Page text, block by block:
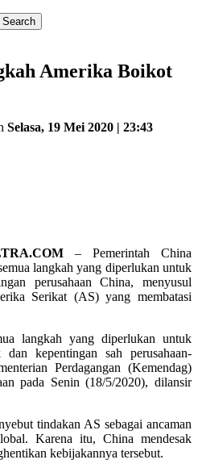
Amerika Boikot
Selasa, 19 Mei 2020 | 23:43
– Pemerintah China
langkah yang diperlukan untuk
perusahaan China, menyusul
Serikat (AS) yang membatasi
langkah yang diperlukan untuk
kepentingan sah perusahaan-
Perdagangan (Kemendag)
pada Senin (18/5/2020), dilansir
tindakan AS sebagai ancaman
Karena itu, China mendesak
kebijakannya tersebut.